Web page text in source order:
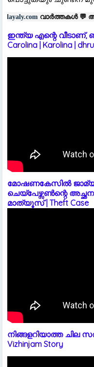
💬അയയ്ക്കാൻ | ☎:
ഇന്ത്യ എന്റെ വീടാണ്,
Carolina | Karolina |
മോഷണകേസിൽ
ചെയ്പേഴ്സൺന്റെ
മാത്യൂസ് | Theft Case
നിങ്ങളറിയാത്ത ചില
Vizhinjam Story